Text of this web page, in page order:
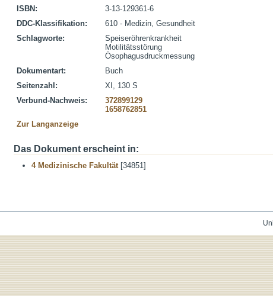
ISBN:
3-13-129361-6
DDC-Klassifikation:
610 - Medizin, Gesundheit
Schlagworte:
Speiseröhrenkrankheit
Motilitätsstörung
Ösophagusdruckmessung
Dokumentart:
Buch
Seitenzahl:
XI, 130 S
Verbund-Nachweis:
372899129
1658762851
Zur Langanzeige
Das Dokument erscheint in:
4 Medizinische Fakultät[34851]